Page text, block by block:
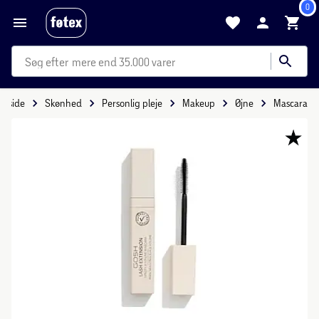
0
mere end 35.000 varer
Skønhed Personlig pleje Makeup Øjne Mascara